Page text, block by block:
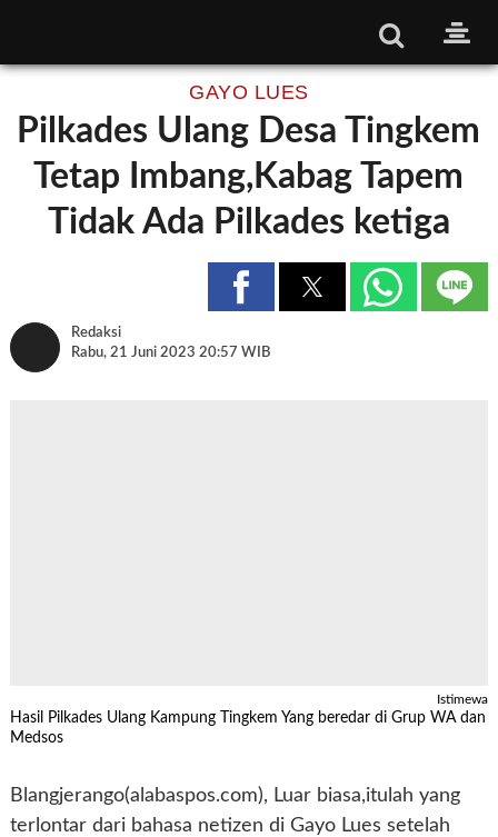
GAYO LUES
Pilkades Ulang Desa Tingkem
Tetap Imbang,Kabag Tapem
Tidak Ada Pilkades ketiga
Redaksi
Rabu, 21 Juni 2023 20:57 WIB
Istimewa
Hasil Pilkades Ulang Kampung Tingkem Yang beredar di Grup WA dan
Medsos
Blangjerango(alabaspos.com), Luar biasa,itulah yang
terlontar dari bahasa netizen di Gayo Lues setelah